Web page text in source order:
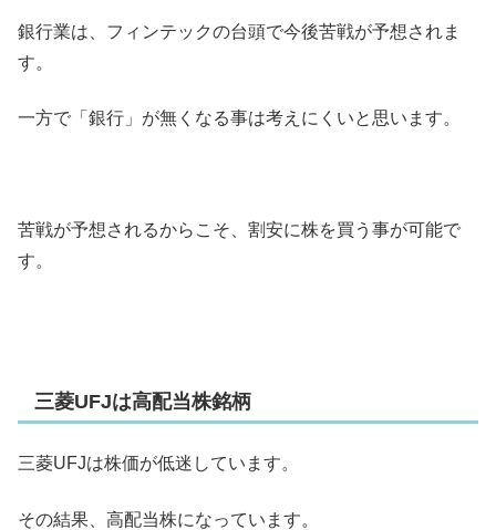
銀行業は、フィンテックの台頭で今後苦戦が予想されま
す。
一方で「銀行」が無くなる事は考えにくいと思います。
苦戦が予想されるからこそ、割安に株を買う事が可能で
す。
三菱UFJは高配当株銘柄
三菱UFJは株価が低迷しています。
その結果、高配当株になっています。